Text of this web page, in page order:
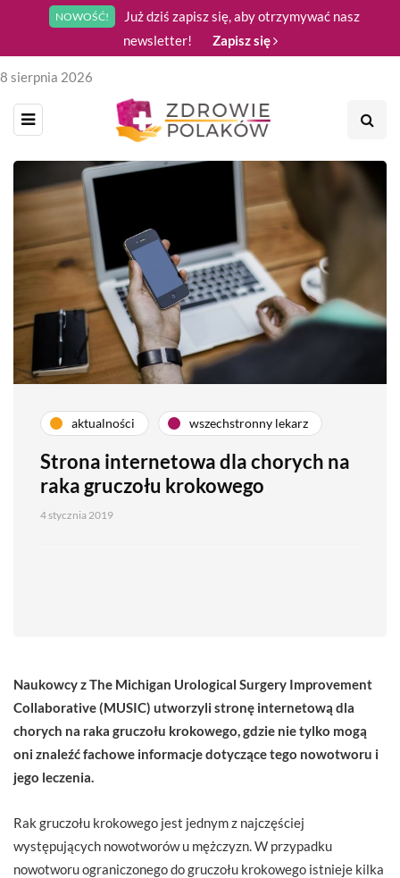
NOWOŚĆ!
Już dziś zapisz się, aby otrzymywać nasz
newsletter!
Zapisz się
8 sierpnia 2026
aktualności wszechstronny lekarz
Strona internetowa dla chorych na
raka gruczołu krokowego
4 stycznia 2019
Naukowcy z The Michigan Urological Surgery Improvement
Collaborative (MUSIC) utworzyli stronę internetową dla
chorych na raka gruczołu krokowego, gdzie nie tylko mogą
oni znaleźć fachowe informacje dotyczące tego nowotworu i
jego leczenia.
Rak gruczołu krokowego jest jednym z najczęściej
występujących nowotworów u mężczyzn. W przypadku
nowotworu ograniczonego do gruczołu krokowego istnieje kilka